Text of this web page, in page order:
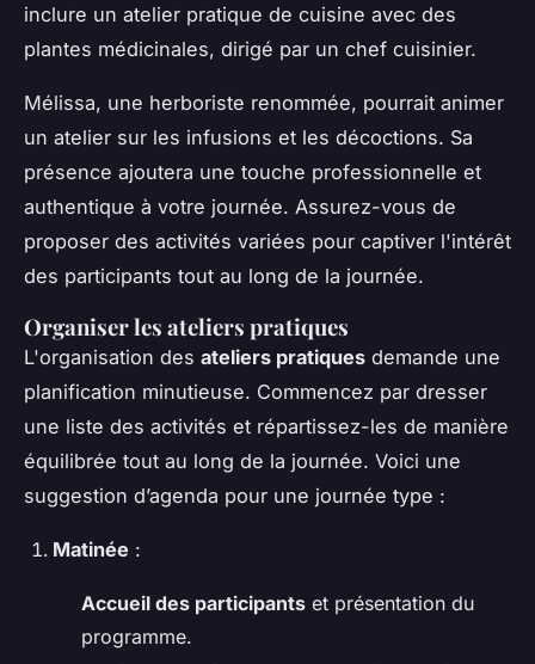
inclure un atelier pratique de cuisine avec des
plantes médicinales, dirigé par un chef cuisinier.
Mélissa, une herboriste renommée, pourrait animer
un atelier sur les infusions et les décoctions. Sa
présence ajoutera une touche professionnelle et
authentique à votre journée. Assurez-vous de
proposer des activités variées pour captiver l'intérêt
des participants tout au long de la journée.
Organiser les ateliers pratiques
L'organisation des ateliers pratiques demande une
planification minutieuse. Commencez par dresser
une liste des activités et répartissez-les de manière
équilibrée tout au long de la journée. Voici une
suggestion d’agenda pour une journée type :
Matinée :
Accueil des participants et présentation du
programme.